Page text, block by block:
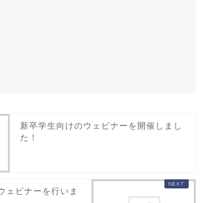
新卒学生向けのウェビナーを開催しまし
た！
ェビナーを行いま